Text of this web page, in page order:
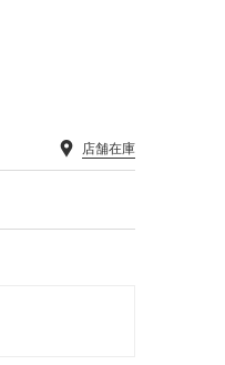
店舗在庫